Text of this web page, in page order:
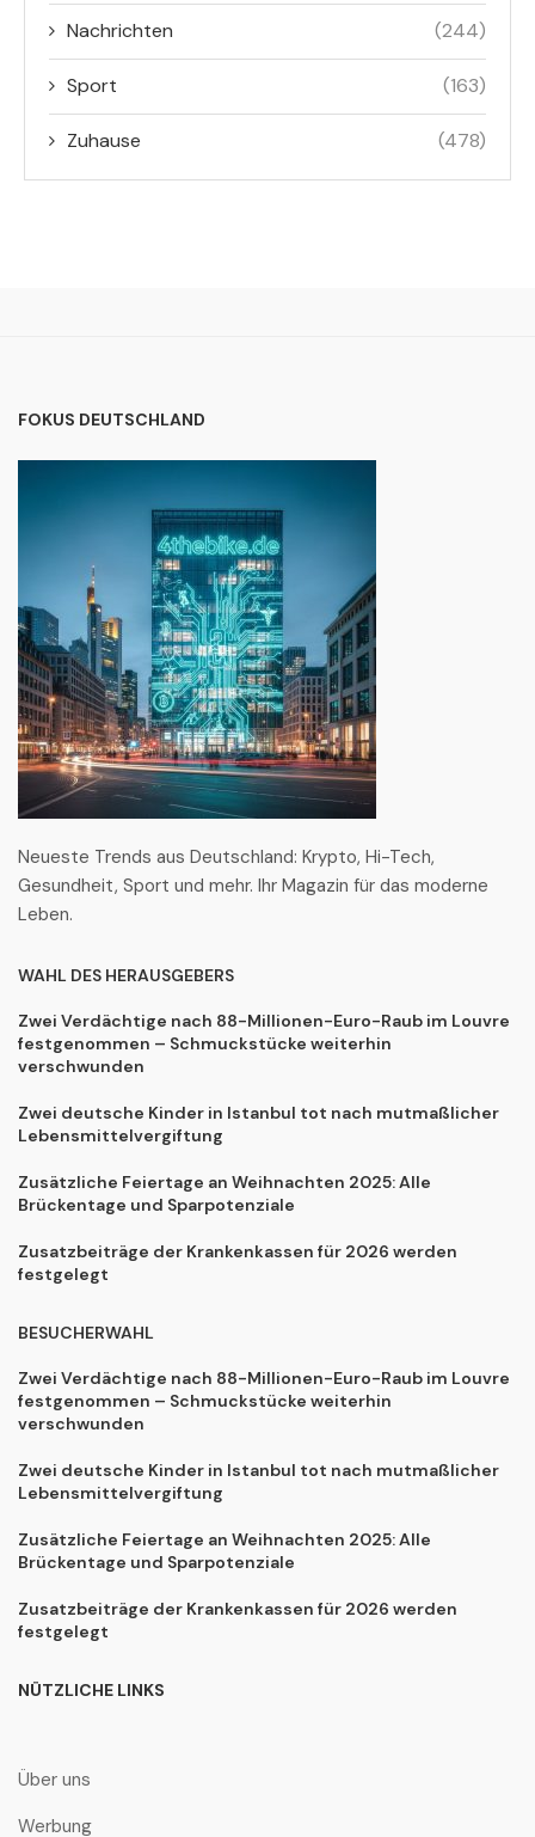
Nachrichten (244)
Sport (163)
Zuhause (478)
FOKUS DEUTSCHLAND
Neueste Trends aus Deutschland: Krypto, Hi-Tech,
Gesundheit, Sport und mehr. Ihr Magazin für das moderne
Leben.
WAHL DES HERAUSGEBERS
Zwei Verdächtige nach 88-Millionen-Euro-Raub im Louvre
festgenommen – Schmuckstücke weiterhin
verschwunden
Zwei deutsche Kinder in Istanbul tot nach mutmaßlicher
Lebensmittelvergiftung
Zusätzliche Feiertage an Weihnachten 2025: Alle
Brückentage und Sparpotenziale
Zusatzbeiträge der Krankenkassen für 2026 werden
festgelegt
BESUCHERWAHL
Zwei Verdächtige nach 88-Millionen-Euro-Raub im Louvre
festgenommen – Schmuckstücke weiterhin
verschwunden
Zwei deutsche Kinder in Istanbul tot nach mutmaßlicher
Lebensmittelvergiftung
Zusätzliche Feiertage an Weihnachten 2025: Alle
Brückentage und Sparpotenziale
Zusatzbeiträge der Krankenkassen für 2026 werden
festgelegt
NÜTZLICHE LINKS
Über uns
Werbung